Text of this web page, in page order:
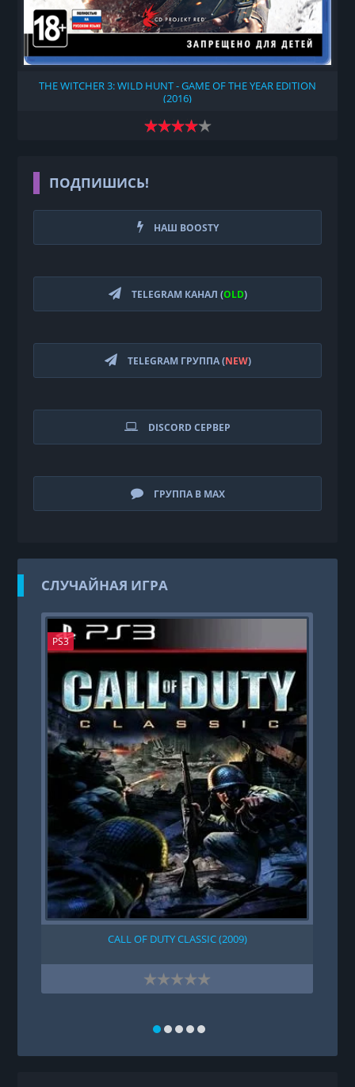
THE WITCHER 3: WILD HUNT - GAME OF THE YEAR EDITION
(2016)
ПОДПИШИСЬ!
НАШ BOOSTY
TELEGRAM КАНАЛ (OLD)
TELEGRAM ГРУППА (NEW)
DISCORD СЕРВЕР
ГРУППА В MAX
СЛУЧАЙНАЯ ИГРА
PS3
CALL OF DUTY CLASSIC (2009)